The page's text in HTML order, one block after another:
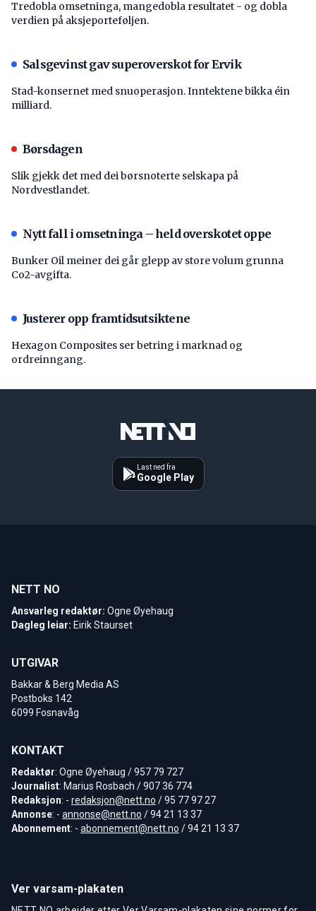
Tredobla omsetninga, mangedobla resultatet - og dobla
verdien på aksjeporteføljen.
Salsgevinst gav superoverskot for Ervik
Stad-konsernet med snuoperasjon. Inntektene bikka éin
milliard.
Børsdagen
Slik gjekk det med dei børsnoterte selskapa på
Nordvestlandet.
Nytt fall i omsetninga – held overskotet oppe
Bunker Oil meiner dei går glepp av store volum grunna
Co2-avgifta.
Justerer opp framtidsutsiktene
Hexagon Composites ser betring i marknad og
ordreinngang.
Last ned fra
Google Play
NETT NO
Ansvarleg redaktør: Ogne Øyehaug
Dagleg leiar: Eirik Staurset
UTGIVAR
Bakkar & Berg Media AS
Postboks 142
6099 Fosnavåg
KONTAKT
Redaktør: Ogne Øyehaug / 957 79 727
Journalist: Marius Rosbach / 907 36 774
Redaksjon: - redaksjon@nett.no / 95 77 97 27
Annonse: - annonse@nett.no / 94 21 13 37
Abonnement: - abonnement@nett.no / 94 21 13 37
Ver varsam-plakaten